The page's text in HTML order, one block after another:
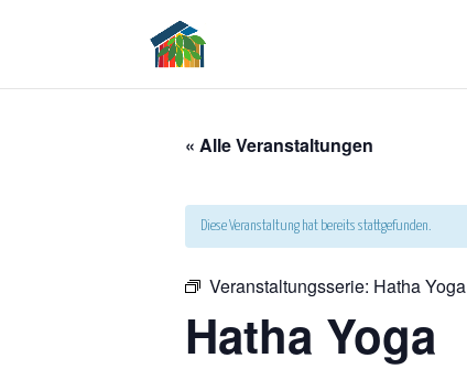
« Alle Veranstaltungen
Diese Veranstaltung hat bereits stattgefunden.
Veranstaltungsserie: Hatha Yoga
Hatha Yoga